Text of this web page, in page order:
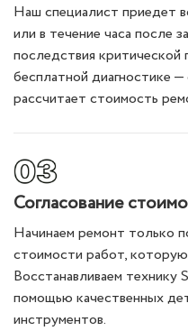
Наш специалист приедет
или в течение часа после
последствия критической
бесплатной диагностике
рассчитает стоимость
Согласование
Начинаем ремонт только
стоимости работ,
Восстанавливаем технику
помощью качественных
инструментов.